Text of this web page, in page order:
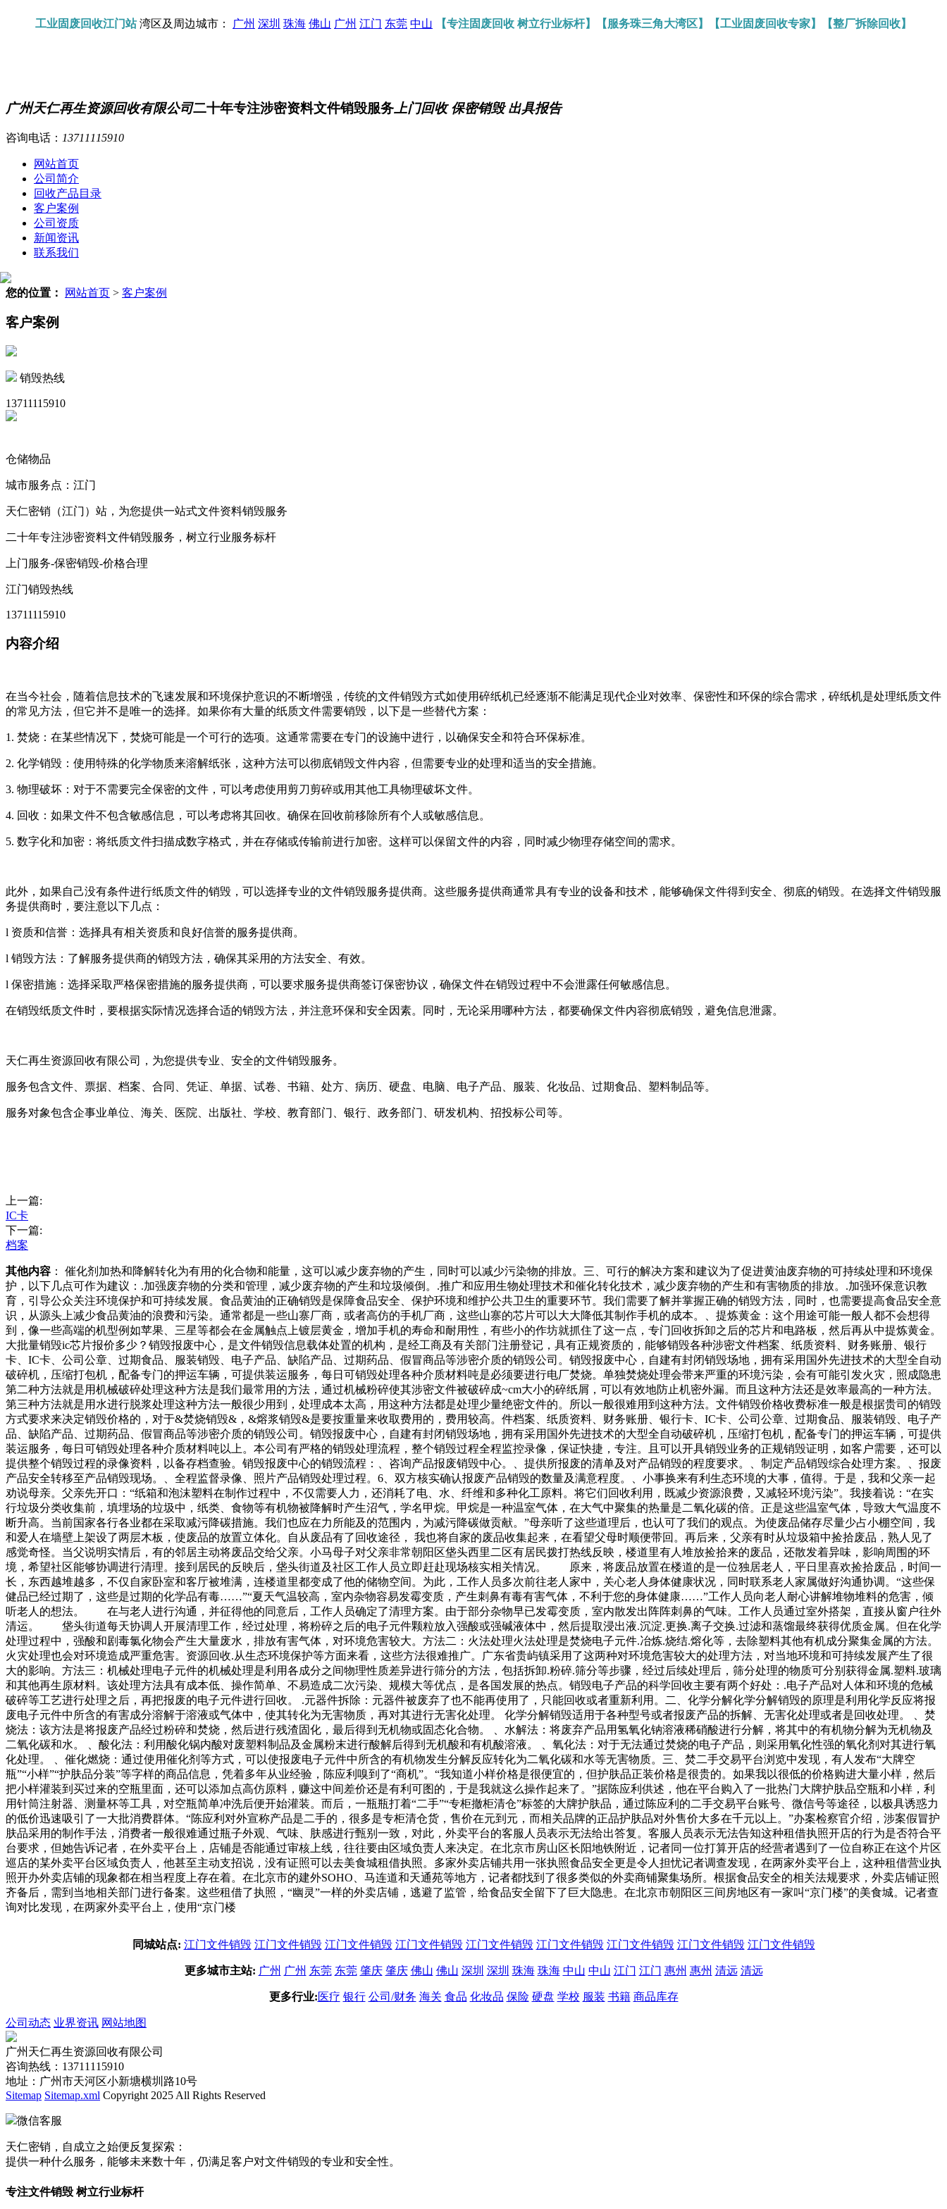
工业固废回收江门站湾区及周边城市： 广州 深圳 珠海 佛山 广州 江门 东莞 中山 【专注固废回收 树立行业标杆】【服务珠三角大湾区】【工业固废回收专家】【整厂拆除回收】
广州天仁再生资源回收有限公司二十年专注涉密资料文件销毁服务 上门回收 保密销毁 出具报告
咨询电话： 13711115910
网站首页
公司简介
回收产品目录
客户案例
公司资质
新闻资讯
联系我们
您的位置： 网站首页 > 客户案例
客户案例
销毁热线
13711115910
仓储物品
城市服务点：江门
天仁密销（江门）站，为您提供一站式文件资料销毁服务
二十年专注涉密资料文件销毁服务，树立行业服务标杆
上门服务-保密销毁-价格合理
江门销毁热线
13711115910
内容介绍
在当今社会，随着信息技术的飞速发展和环境保护意识的不断增强，传统的文件销毁方式如使用碎纸机已经逐渐不能满足现代企业对效率、保密性和环保的综合需求，碎纸机是处理纸质文件
的常见方法，但它并不是唯一的选择。如果你有大量的纸质文件需要销毁，以下是一些替代方案：
1. 焚烧：在某些情况下，焚烧可能是一个可行的选项。这通常需要在专门的设施中进行，以确保安全和符合环保标准。
2. 化学销毁：使用特殊的化学物质来溶解纸张，这种方法可以彻底销毁文件内容，但需要专业的处理和适当的安全措施。
3. 物理破坏：对于不需要完全保密的文件，可以考虑使用剪刀剪碎或用其他工具物理破坏文件。
4. 回收：如果文件不包含敏感信息，可以考虑将其回收。确保在回收前移除所有个人或敏感信息。
5. 数字化和加密：将纸质文件扫描成数字格式，并在存储或传输前进行加密。这样可以保留文件的内容，同时减少物理存储空间的需求。
此外，如果自己没有条件进行纸质文件的销毁，可以选择专业的文件销毁服务提供商。这些服务提供商通常具有专业的设备和技术，能够确保文件得到安全、彻底的销毁。在选择文件销毁服
务提供商时，要注意以下几点：
l 资质和信誉：选择具有相关资质和良好信誉的服务提供商。
l 销毁方法：了解服务提供商的销毁方法，确保其采用的方法安全、有效。
l 保密措施：选择采取严格保密措施的服务提供商，可以要求服务提供商签订保密协议，确保文件在销毁过程中不会泄露任何敏感信息。
在销毁纸质文件时，要根据实际情况选择合适的销毁方法，并注意环保和安全因素。同时，无论采用哪种方法，都要确保文件内容彻底销毁，避免信息泄露。
天仁再生资源回收有限公司，为您提供专业、安全的文件销毁服务。
服务包含文件、票据、档案、合同、凭证、单据、试卷、书籍、处方、病历、硬盘、电脑、电子产品、服装、化妆品、过期食品、塑料制品等。
服务对象包含企事业单位、海关、医院、出版社、学校、教育部门、银行、政务部门、研发机构、招投标公司等。
上一篇:
IC卡
下一篇:
档案
其他内容 ： 催化剂加热和降解转化为有用的化合物和能量，这可以减少废弃物的产生，同时可以减少污染物的排放。三、可行的解决方案和建议为了促进黄油废弃物的可持续处理和环境保
护，以下几点可作为建议：.加强废弃物的分类和管理，减少废弃物的产生和垃圾倾倒。.推广和应用生物处理技术和催化转化技术，减少废弃物的产生和有害物质的排放。.加强环保意识教
育，引导公众关注环境保护和可持续发展。食品黄油的正确销毁是保障食品安全、保护环境和维护公共卫生的重要环节。我们需要了解并掌握正确的销毁方法，同时，也需要提高食品安全意
识，从源头上减少食品黄油的浪费和污染。通常都是一些山寨厂商，或者高仿的手机厂商，这些山寨的芯片可以大大降低其制作手机的成本。、提炼黄金：这个用途可能一般人都不会想得
到，像一些高端的机型例如苹果、三星等都会在金属触点上镀层黄金，增加手机的寿命和耐用性，有些小的作坊就抓住了这一点，专门回收拆卸之后的芯片和电路板，然后再从中提炼黄金。
大批量销毁ic芯片报价多少？销毁报废中心，是文件销毁信息载体处置的机构，是经工商及有关部门注册登记，具有正规资质的，能够销毁各种涉密文件档案、纸质资料、财务账册、银行
卡、IC卡、公司公章、过期食品、服装销毁、电子产品、缺陷产品、过期药品、假冒商品等涉密介质的销毁公司。销毁报废中心，自建有封闭销毁场地，拥有采用国外先进技术的大型全自动
破碎机，压缩打包机，配备专门的押运车辆，可提供装运服务，每日可销毁处理各种介质材料吨是必须要进行电厂焚烧。单独焚烧处理会带来严重的环境污染，会有可能引发火灾，照成隐患
第二种方法就是用机械破碎处理这种方法是我们最常用的方法，通过机械粉碎使其涉密文件被破碎成~cm大小的碎纸屑，可以有效地防止机密外漏。而且这种方法还是效率最高的一种方法。
第三种方法就是用水进行脱浆处理这种方法一般很少用到，处理成本太高，用这种方法都是处理少量绝密文件的。所以一般很难用到这种方法。文件销毁价格收费标准一般是根据贵司的销毁
方式要求来决定销毁价格的，对于&焚烧销毁&，&熔浆销毁&是要按重量来收取费用的，费用较高。件档案、纸质资料、财务账册、银行卡、IC卡、公司公章、过期食品、服装销毁、电子产
品、缺陷产品、过期药品、假冒商品等涉密介质的销毁公司。销毁报废中心，自建有封闭销毁场地，拥有采用国外先进技术的大型全自动破碎机，压缩打包机，配备专门的押运车辆，可提供
装运服务，每日可销毁处理各种介质材料吨以上。本公司有严格的销毁处理流程，整个销毁过程全程监控录像，保证快捷，专注。且可以开具销毁业务的正规销毁证明，如客户需要，还可以
提供整个销毁过程的录像资料，以备存档查验。销毁报废中心的销毁流程：、咨询产品报废销毁中心。、提供所报废的清单及对产品销毁的程度要求。、制定产品销毁综合处理方案。、报废
产品安全转移至产品销毁现场。、全程监督录像、照片产品销毁处理过程。6、双方核实确认报废产品销毁的数量及满意程度。、小事换来有利生态环境的大事，值得。于是，我和父亲一起
劝说母亲。父亲先开口：“纸箱和泡沫塑料在制作过程中，不仅需要人力，还消耗了电、水、纤维和多种化工原料。将它们回收利用，既减少资源浪费，又减轻环境污染”。我接着说：“在实
行垃圾分类收集前，填埋场的垃圾中，纸类、食物等有机物被降解时产生沼气，学名甲烷。甲烷是一种温室气体，在大气中聚集的热量是二氧化碳的倍。正是这些温室气体，导致大气温度不
断升高。当前国家各行各业都在采取减污降碳措施。我们也应在力所能及的范围内，为减污降碳做贡献。”母亲听了这些道理后，也认可了我们的观点。为使废品储存尽量少占小棚空间，我
和爱人在墙壁上架设了两层木板，使废品的放置立体化。自从废品有了回收途径， 我也将自家的废品收集起来，在看望父母时顺便带回。再后来，父亲有时从垃圾箱中捡拾废品，熟人见了
感觉奇怪。当父说明实情后，有的邻居主动将废品交给父亲。小马母子对父亲非常朝阳区垡头西里二区有居民拨打热线反映，楼道里有人堆放捡拾来的废品，还散发着异味，影响周围的环
境，希望社区能够协调进行清理。接到居民的反映后，垡头街道及社区工作人员立即赶赴现场核实相关情况。 原来，将废品放置在楼道的是一位独居老人，平日里喜欢捡拾废品，时间一
长，东西越堆越多，不仅自家卧室和客厅被堆满，连楼道里都变成了他的储物空间。为此，工作人员多次前往老人家中，关心老人身体健康状况，同时联系老人家属做好沟通协调。“这些保
健品已经过期了，这些是过期的化学品有毒……”“夏天气温较高，室内杂物容易发霉变质，产生刺鼻有毒有害气体，不利于您的身体健康……”工作人员向老人耐心讲解堆物堆料的危害，倾
听老人的想法。 在与老人进行沟通，并征得他的同意后，工作人员确定了清理方案。由于部分杂物早已发霉变质，室内散发出阵阵刺鼻的气味。工作人员通过室外搭架，直接从窗户往外
清运。 垡头街道每天协调人开展清理工作，经过处理，将粉碎之后的电子元件颗粒放入强酸或强碱液体中，然后提取浸出液.沉淀.更换.离子交换.过滤和蒸馏最终获得优质金属。但在化学
处理过程中，强酸和剧毒氯化物会产生大量废水，排放有害气体，对环境危害较大。方法二：火法处理火法处理是焚烧电子元件.冶炼.烧结.熔化等，去除塑料其他有机成分聚集金属的方法。
火灾处理也会对环境造成严重危害。资源回收.从生态环境保护等方面来看，这些方法很难推广。广东省贵屿镇采用了这两种对环境危害较大的处理方法，对当地环境和可持续发展产生了很
大的影响。方法三：机械处理电子元件的机械处理是利用各成分之间物理性质差异进行筛分的方法，包括拆卸.粉碎.筛分等步骤，经过后续处理后，筛分处理的物质可分别获得金属.塑料.玻璃
和其他再生原材料。该处理方法具有成本低、操作简单、不易造成二次污染、规模大等优点，是各国发展的热点。销毁电子产品的科学回收主要有两个好处：.电子产品对人体和环境的危械
破碎等工艺进行处理之后，再把报废的电子元件进行回收。 .元器件拆除：元器件被废弃了也不能再使用了，只能回收或者重新利用。二、化学分解化学分解销毁的原理是利用化学反应将报
废电子元件中所含的有害成分溶解于溶液或气体中，使其转化为无害物质，再对其进行无害化处理。 化学分解销毁适用于各种型号或者报废产品的拆解、无害化处理或者是回收处理。 、焚
烧法：该方法是将报废产品经过粉碎和焚烧，然后进行残渣固化，最后得到无机物或固态化合物。 、水解法：将废弃产品用氢氧化钠溶液稀硝酸进行分解，将其中的有机物分解为无机物及
二氧化碳和水。 、酸化法：利用酸化锅内酸对废塑料制品及金属粉末进行酸解后得到无机酸和有机酸溶液。 、氧化法：对于无法通过焚烧的电子产品，则采用氧化性强的氧化剂对其进行氧
化处理。 、催化燃烧：通过使用催化剂等方式，可以使报废电子元件中所含的有机物发生分解反应转化为二氧化碳和水等无害物质。三、焚二手交易平台浏览中发现，有人发布“大牌空
瓶”“小样”“护肤品分装”等字样的商品信息，凭着多年从业经验，陈应利嗅到了“商机”。“我知道小样价格是很便宜的，但护肤品正装价格是很贵的。如果我以很低的价格购进大量小样，然后
把小样灌装到买过来的空瓶里面，还可以添加点高仿原料，赚这中间差价还是有利可图的，于是我就这么操作起来了。”据陈应利供述，他在平台购入了一批热门大牌护肤品空瓶和小样，利
用针筒注射器、测量杯等工具，对空瓶简单冲洗后便开始灌装。而后，一瓶瓶打着“二手”“专柜撤柜清仓”标签的大牌护肤品，通过陈应利的二手交易平台账号、微信号等途径，以极具诱惑力
的低价迅速吸引了一大批消费群体。“陈应利对外宣称产品是二手的，很多是专柜清仓货，售价在元到元，而相关品牌的正品护肤品对外售价大多在千元以上。”办案检察官介绍，涉案假冒护
肤品采用的制作手法，消费者一般很难通过瓶子外观、气味、肤感进行甄别一致，对此，外卖平台的客服人员表示无法给出答复。客服人员表示无法告知这种租借执照开店的行为是否符合平
台要求，但她告诉记者，在外卖平台上，店铺是否能通过审核上线，往往要由区域负责人来决定。在北京市房山区长阳地铁附近，记者同一位打算开店的经营者遇到了一位自称正在这个片区
巡店的某外卖平台区域负责人，他甚至主动支招说，没有证照可以去美食城租借执照。多家外卖店铺共用一张执照食品安全更是令人担忧记者调查发现，在两家外卖平台上，这种租借营业执
照开办外卖店铺的现象都在相当程度上存在着。在北京市的建外SOHO、马连道和天通苑等地方，记者都找到了很多类似的外卖商铺聚集场所。根据食品安全的相关法规要求，外卖店铺证照
齐备后，需到当地相关部门进行备案。这些租借了执照，“幽灵”一样的外卖店铺，逃避了监管，给食品安全留下了巨大隐患。在北京市朝阳区三间房地区有一家叫“京门楼”的美食城。记者查
询对比发现，在两家外卖平台上，使用“京门楼
同城站点: 江门文件销毁 江门文件销毁 江门文件销毁 江门文件销毁 江门文件销毁 江门文件销毁 江门文件销毁 江门文件销毁 江门文件销毁
更多城市主站: 广州 广州 东莞 东莞 肇庆 肇庆 佛山 佛山 深圳 深圳 珠海 珠海 中山 中山 江门 江门 惠州 惠州 清远 清远
更多行业: 医疗 银行 公司/财务 海关 食品 化妆品 保险 硬盘 学校 服装 书籍 商品库存
公司动态 业界资讯 网站地图
广州天仁再生资源回收有限公司
咨询热线：13711115910
地址：广州市天河区小新塘横圳路10号
Sitemap Sitemap.xml Copyright 2025 All Rights Reserved
微信客服
天仁密销，自成立之始便反复探索：
提供一种什么服务，能够未来数十年，仍满足客户对文件销毁的专业和安全性。
专注文件销毁 树立行业标杆